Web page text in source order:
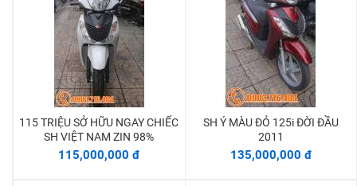
Thêm vào giỏ
115 TRIỆU SỞ HỮU NGAY CHIẾC
SH VIỆT NAM ZIN 98%
115,000,000 đ
Thêm vào giỏ
SH Ý MÀU ĐỎ 125i ĐỜI ĐẦU
2011
135,000,000 đ